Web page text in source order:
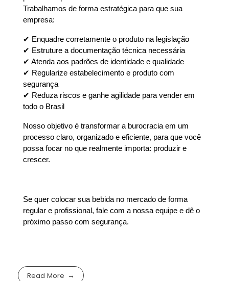
Trabalhamos de forma estratégica para que sua
empresa:
✔ Enquadre corretamente o produto na legislação
✔ Estruture a documentação técnica necessária
✔ Atenda aos padrões de identidade e qualidade
✔ Regularize estabelecimento e produto com
segurança
✔ Reduza riscos e ganhe agilidade para vender em
todo o Brasil
Nosso objetivo é transformar a burocracia em um
processo claro, organizado e eficiente, para que você
possa focar no que realmente importa: produzir e
crescer.
Se quer colocar sua bebida no mercado de forma
regular e profissional, fale com a nossa equipe e dê o
próximo passo com segurança.
Read More